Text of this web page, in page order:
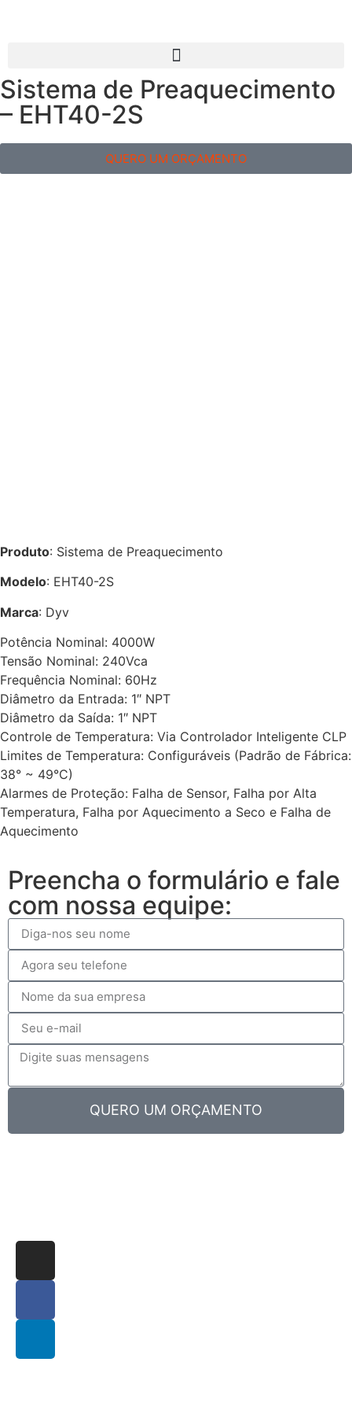
Sistema de Preaquecimento
– EHT40-2S
QUERO UM ORÇAMENTO
Produto: Sistema de Preaquecimento
Modelo: EHT40-2S
Marca: Dyv
Potência Nominal: 4000W
Tensão Nominal: 240Vca
Frequência Nominal: 60Hz
Diâmetro da Entrada: 1″ NPT
Diâmetro da Saída: 1″ NPT
Controle de Temperatura: Via Controlador Inteligente CLP
Limites de Temperatura: Configuráveis (Padrão de Fábrica:
38° ~ 49°C)
Alarmes de Proteção: Falha de Sensor, Falha por Alta
Temperatura, Falha por Aquecimento a Seco e Falha de
Aquecimento
Preencha o formulário e fale
com nossa equipe:
QUERO UM ORÇAMENTO